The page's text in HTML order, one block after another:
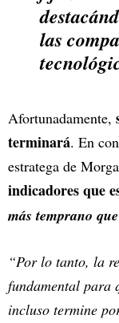
las
Afortunadamente,
terminará. En
estratega de
indicadores que
más temprano
“Por lo tanto, la
fundamental para
incluso termine